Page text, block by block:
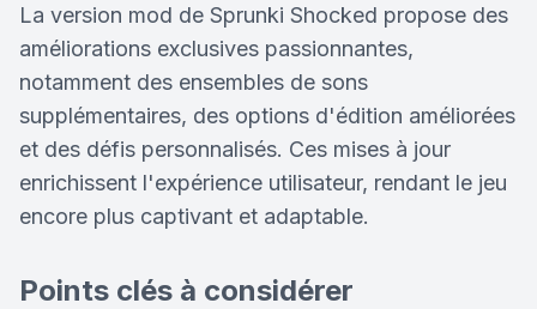
La version mod de Sprunki Shocked propose des
améliorations exclusives passionnantes,
notamment des ensembles de sons
supplémentaires, des options d'édition améliorées
et des défis personnalisés. Ces mises à jour
enrichissent l'expérience utilisateur, rendant le jeu
encore plus captivant et adaptable.
Points clés à considérer